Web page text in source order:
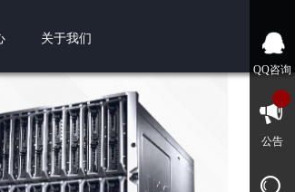
关于我们
QQ咨询
公告